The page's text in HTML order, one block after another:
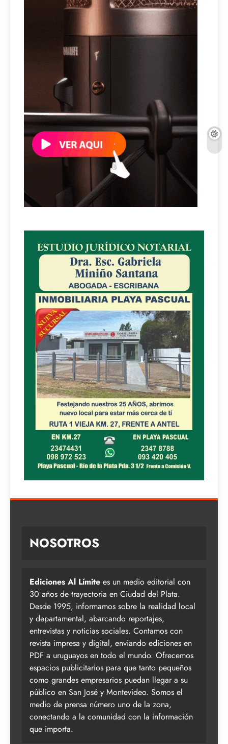
NOSOTROS
Ediciones Al Límite es un medio editorial con
30 años de trayectoria en Ciudad del Plata.
Desde 1995, informamos sobre la realidad local
y departamental, abarcando reportajes,
entrevistas y noticias sociales. Contamos con
revista impresa y digital, enviando ediciones en
PDF a uruguayos en todo el mundo. Ofrecemos
espacios publicitarios para que tanto pequeños
como grandes empresarios puedan llegar a su
público en San José y Montevideo. Somos el
medio de prensa número uno de la zona,
conectando a la comunidad con la información
que importa.